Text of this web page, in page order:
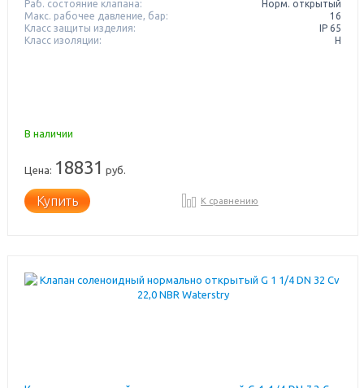
Раб. состояние клапана:
Норм. открытый
Макс. рабочее давление, бар:
16
Класс защиты изделия:
IP 65
Класс изоляции:
H
В наличии
Цена: 18831 руб.
Купить К сравнению